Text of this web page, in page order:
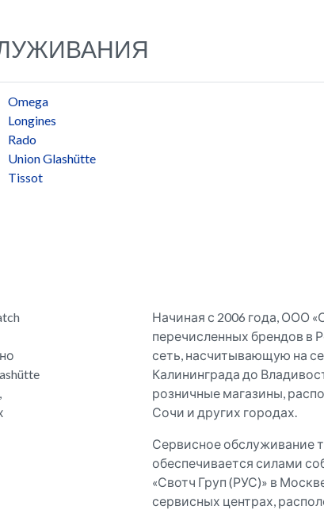
Omega
Longines
Rado
Union Glashütte
Tissot
Начиная с 2006 года, ООО
перечисленных брендов в
сеть, насчитывающую на
Калининграда до
розничные магазины,
Сочи и других городах.
Сервисное обслуживание
обеспечивается силами
«Свотч Груп (РУС)» в
сервисных центрах,